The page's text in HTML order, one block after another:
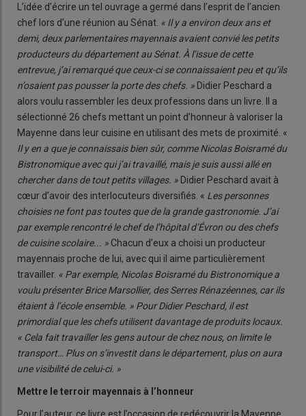
L’idée d’écrire un tel ouvrage a germé dans l’esprit de l’ancien
chef lors d’une réunion au Sénat. « Il y a environ deux ans et
demi, deux parlementaires mayennais avaient convié les petits
producteurs du département au Sénat. À l’issue de cette
entrevue, j’ai remarqué que ceux-ci se connaissaient peu et qu’ils
n’osaient pas pousser la porte des chefs. » Didier Peschard a
alors voulu rassembler les deux professions dans un livre. Il a
sélectionné 26 chefs mettant un point d’honneur à valoriser la
Mayenne dans leur cuisine en utilisant des mets de proximité. «
Il y en a que je connaissais bien sûr, comme Nicolas Boisramé du
Bistronomique avec qui j’ai travaillé, mais je suis aussi allé en
chercher dans de tout petits villages. » Didier Peschard avait à
cœur d’avoir des interlocuteurs diversifiés. « Les personnes
choisies ne font pas toutes que de la grande gastronomie. J’ai
par exemple rencontré le chef de l’hôpital d’Évron ou des chefs
de cuisine scolaire... » Chacun d’eux a choisi un producteur
mayennais proche de lui, avec qui il aime particulièrement
travailler. « Par exemple, Nicolas Boisramé du Bistronomique a
voulu présenter Brice Marsollier, des Serres Rénazéennes, car ils
étaient à l’école ensemble. » Pour Didier Peschard, il est
primordial que les chefs utilisent davantage de produits locaux.
« Cela fait travailler les gens autour de chez nous, on limite le
transport… Plus on s’investit dans le département, plus on aura
une visibilité de celui-ci. »
Mettre le terroir mayennais à l’honneur